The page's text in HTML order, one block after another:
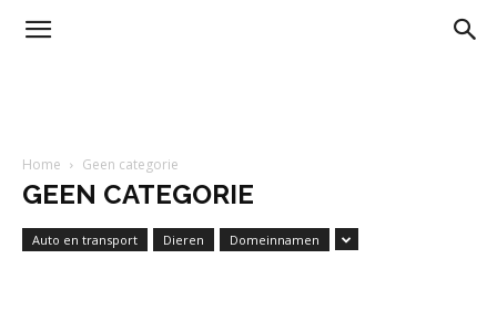
Home Geen categorie
GEEN CATEGORIE
Auto en transport Dieren Domeinnamen